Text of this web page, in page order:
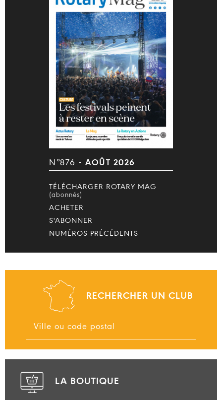
N°876 - AOÛT 2026
TÉLÉCHARGER ROTARY MAG
(abonnés)
ACHETER
S'ABONNER
NUMÉROS PRÉCÉDENTS
RECHERCHER UN CLUB
LA BOUTIQUE